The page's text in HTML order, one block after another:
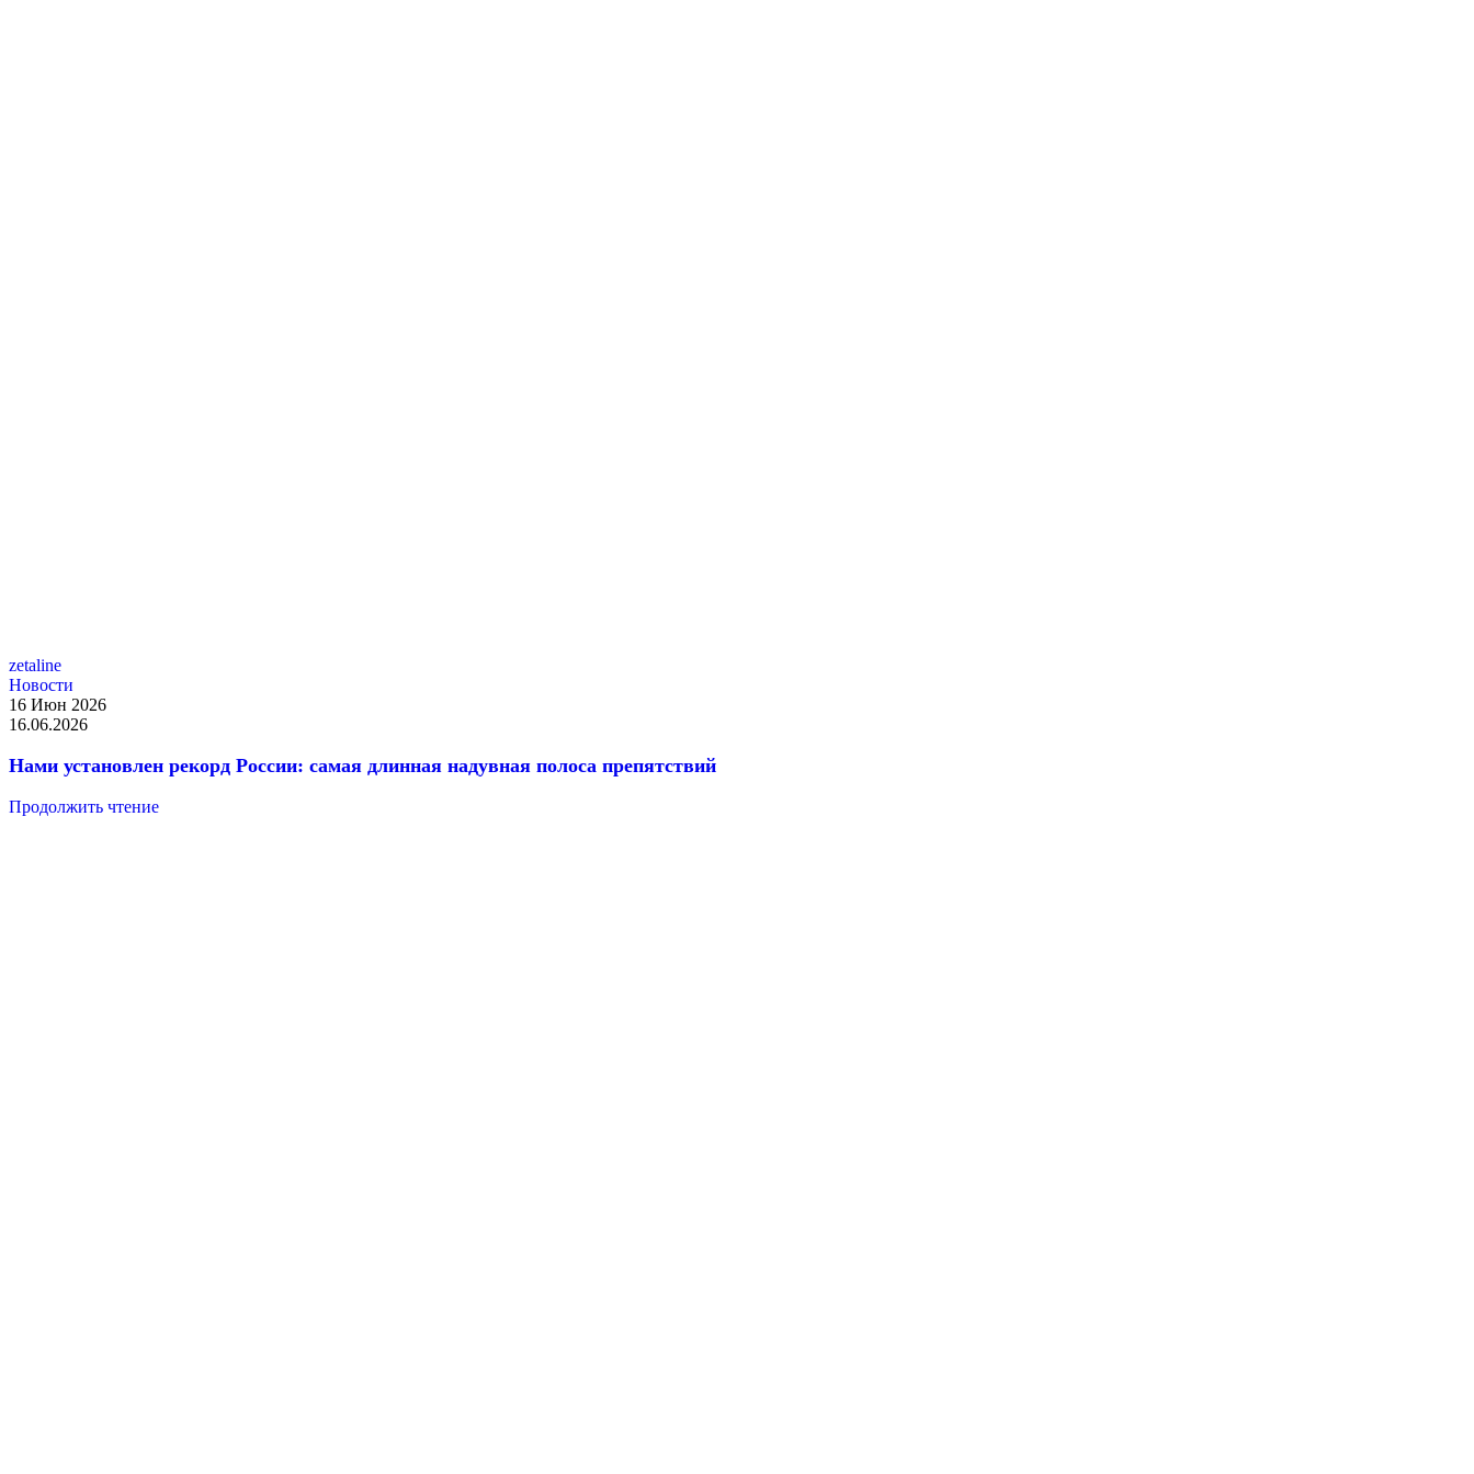
zetaline
Новости
16 Июн 2026
16.06.2026
Нами установлен рекорд России: самая длинная надувная полоса препятствий
Продолжить чтение